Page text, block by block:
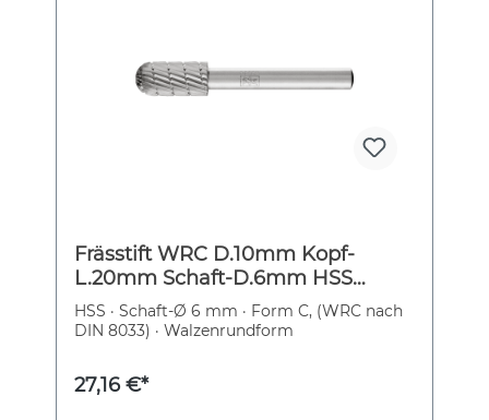
Frässtift WRC D.10mm Kopf-
L.20mm Schaft-D.6mm HSS
Verz.3 PFERD
HSS · Schaft-Ø 6 mm · Form C, (WRC nach
DIN 8033) · Walzenrundform
27,16 €*